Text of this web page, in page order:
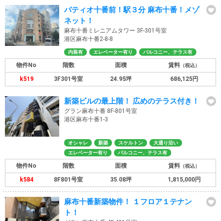
パティオ十番前！駅３分 麻布十番！メゾ
ネット！
麻布十番ミレニアムタワー 3F-301号室
港区麻布十番2-8-8
内装有 エレベーター有り バルコニー、テラス有
物件No 階数 面積 賃料 （税込）
k519 3F301号室 24.95坪 686,125円
新築ビルの最上階！ 広めのテラス付き！
グラン麻布十番 8F-801号室
港区麻布十番1-3
オシャレ 新築 スケルトン
大通り沿い
エレベーター有り
バルコニー、テラス有
物件No 階数 面積 賃料 （税込）
k584 8F801号室 35.08坪 1,815,000円
麻布十番新築物件！ １フロア１テナン
ト！